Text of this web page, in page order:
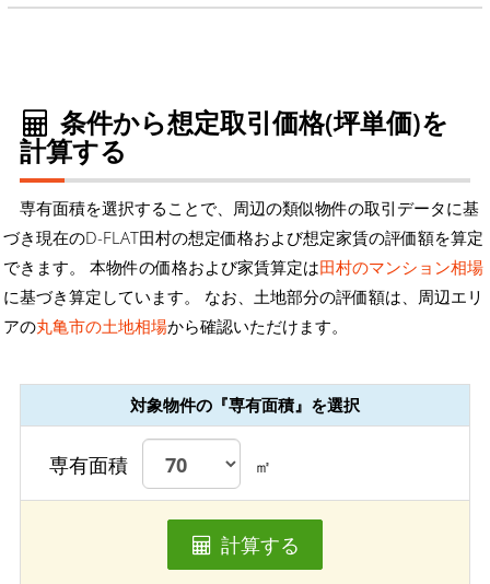
条件から想定取引価格(坪単価)を
計算する
専有面積を選択することで、周辺の類似物件の取引データに基
づき現在のD-FLAT田村の想定価格および想定家賃の評価額を算定
できます。 本物件の価格および家賃算定は田村のマンション相場
に基づき算定しています。 なお、土地部分の評価額は、周辺エリ
アの丸亀市の土地相場から確認いただけます。
対象物件の『専有面積』を選択
専有面積 ㎡
計算する